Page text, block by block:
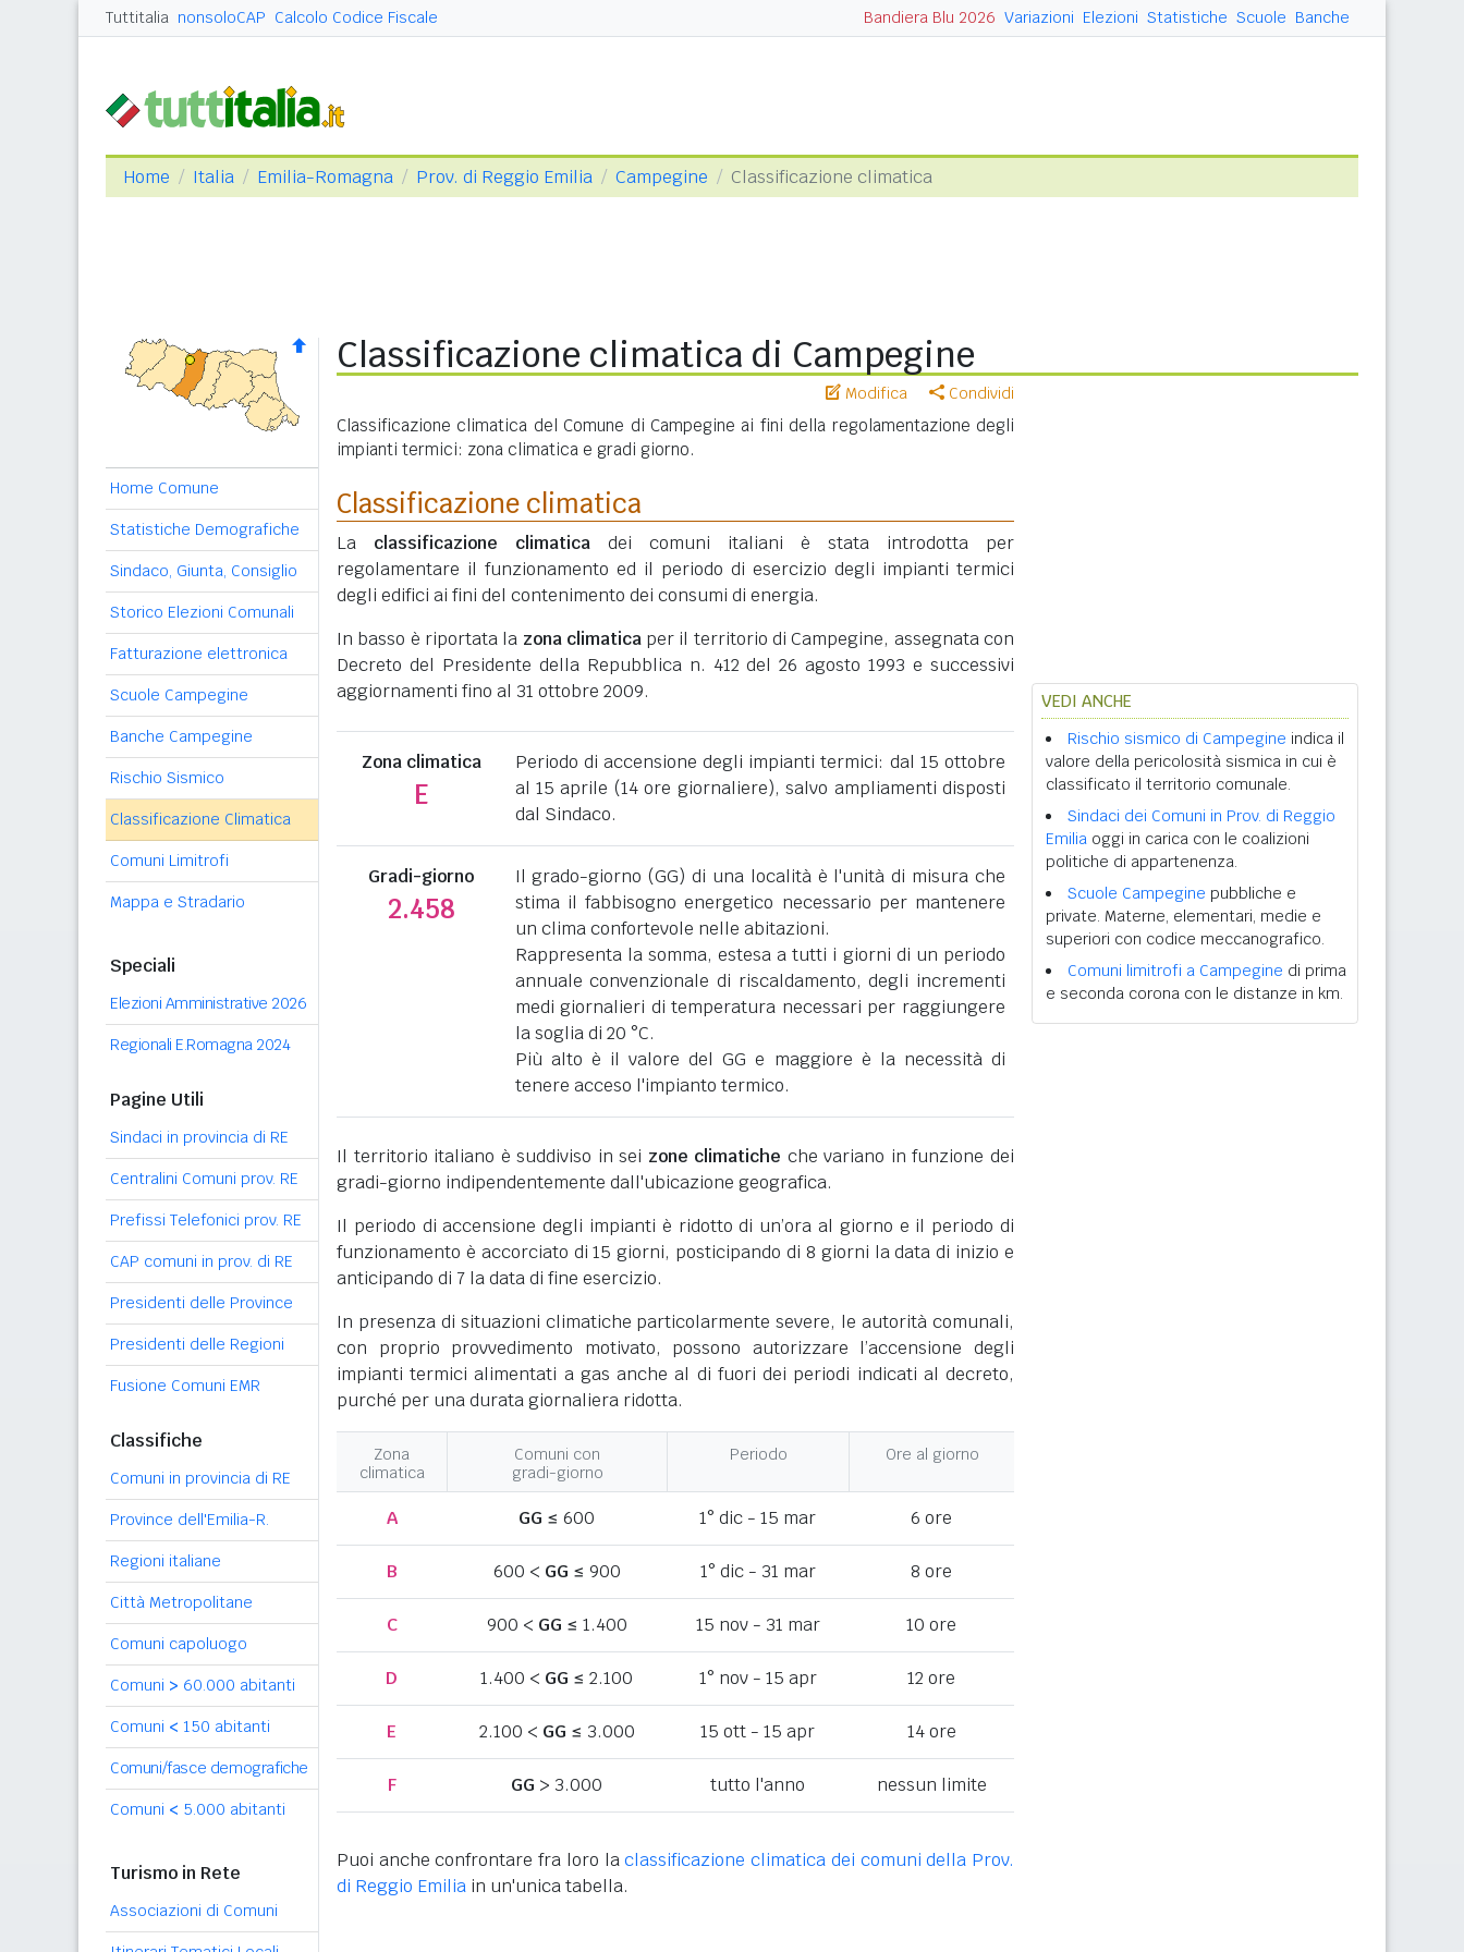
Tuttitalia nonsoloCAP Calcolo Codice Fiscale Bandiera Blu 2026 Variazioni Elezioni Statistiche Scuole Banche
Home Italia Emilia-Romagna Prov. di Reggio Emilia Campegine Classificazione climatica
Home Comune
Statistiche Demografiche
Sindaco, Giunta, Consiglio
Storico Elezioni Comunali
Fatturazione elettronica
Scuole Campegine
Banche Campegine
Rischio Sismico
Classificazione Climatica
Comuni Limitrofi
Mappa e Stradario
Speciali
Elezioni Amministrative 2026
Regionali E.Romagna 2024
Pagine Utili
Sindaci in provincia di RE
Centralini Comuni prov. RE
Prefissi Telefonici prov. RE
CAP comuni in prov. di RE
Presidenti delle Province
Presidenti delle Regioni
Fusione Comuni EMR
Classifiche
Comuni in provincia di RE
Province dell'Emilia-R.
Regioni italiane
Città Metropolitane
Comuni capoluogo
Comuni > 60.000 abitanti
Comuni < 150 abitanti
Comuni/fasce demografiche
Comuni < 5.000 abitanti
Turismo in Rete
Associazioni di Comuni
Classificazione climatica di Campegine
Modifica Condividi
Classificazione climatica del Comune di Campegine ai fini della regolamentazione degli
impianti termici: zona climatica e gradi giorno.
Classificazione climatica
La classificazione climatica dei comuni italiani è stata introdotta per
regolamentare il funzionamento ed il periodo di esercizio degli impianti termici
degli edifici ai fini del contenimento dei consumi di energia.
In basso è riportata la zona climaticaper il territorio di Campegine, assegnata con
Decreto del Presidente della Repubblica n. 412 del 26 agosto 1993 e successivi
aggiornamenti fino al 31 ottobre 2009.
Zona climatica
E
Periodo di accensione degli impianti termici: dal 15 ottobre
al 15 aprile (14 ore giornaliere), salvo ampliamenti disposti
dal Sindaco.
Gradi-giorno
2.458
Il grado-giorno (GG) di una località è l'unità di misura che
stima il fabbisogno energetico necessario per mantenere
un clima confortevole nelle abitazioni.
Rappresenta la somma, estesa a tutti i giorni di un periodo
annuale convenzionale di riscaldamento, degli incrementi
medi giornalieri di temperatura necessari per raggiungere
la soglia di 20 °C.
Più alto è il valore del GG e maggiore è la necessità di
tenere acceso l'impianto termico.
Il territorio italiano è suddiviso in sei zone climatiche che variano in funzione dei
gradi-giorno indipendentemente dall'ubicazione geografica.
Il periodo di accensione degli impianti è ridotto di un’ora al giorno e il periodo di
funzionamento è accorciato di 15 giorni, posticipando di 8 giorni la data di inizio e
anticipando di 7 la data di fine esercizio.
In presenza di situazioni climatiche particolarmente severe, le autorità comunali,
con proprio provvedimento motivato, possono autorizzare l’accensione degli
impianti termici alimentati a gas anche al di fuori dei periodi indicati al decreto,
purché per una durata giornaliera ridotta.
Zona
climatica
Comuni con
gradi-giorno
Periodo Ore al giorno
A GG ≤ 600 1° dic - 15 mar 6 ore
B 600 < GG ≤ 900 1° dic - 31 mar 8 ore
C 900 < GG ≤ 1.400 15 nov - 31 mar 10 ore
D 1.400 < GG ≤ 2.100 1° nov - 15 apr 12 ore
E 2.100 < GG ≤ 3.000 15 ott - 15 apr 14 ore
F GG > 3.000 tutto l'anno nessun limite
Puoi anche confrontare fra loro laclassificazione climatica dei comuni della Prov.
di Reggio Emilia in un'unica tabella.
VEDI ANCHE
Rischio sismico di Campegine indica il
valore della pericolosità sismica in cui è
classificato il territorio comunale.
Sindaci dei Comuni in Prov. di Reggio
Emilia oggi in carica con le coalizioni
politiche di appartenenza.
Scuole Campegine pubbliche e
private. Materne, elementari, medie e
superiori con codice meccanografico.
Comuni limitrofi a Campegine di prima
e seconda corona con le distanze in km.